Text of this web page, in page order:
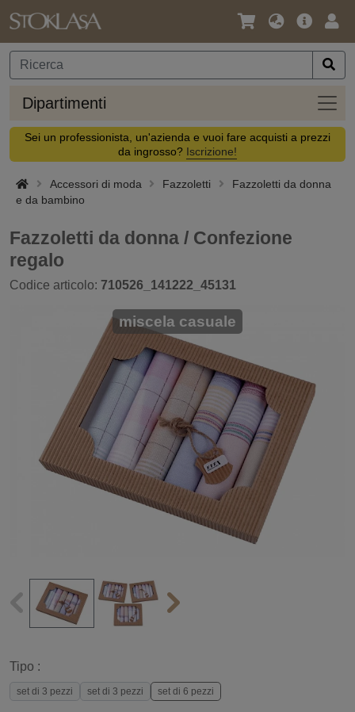
Lingua
Valuta
Offerta
Dipartimenti
Sei un professionista, un'azienda e vuoi fare acquisti a prezzi
da ingrosso? Iscrizione!
Accessori di moda Fazzoletti
Fazzoletti da donna
e da bambino
Fazzoletti da donna / Confezione
regalo
Codice articolo: 710526_141222_45131
miscela casuale
Tipo :
set di 3 pezzi set di 3 pezzi set di 6 pezzi